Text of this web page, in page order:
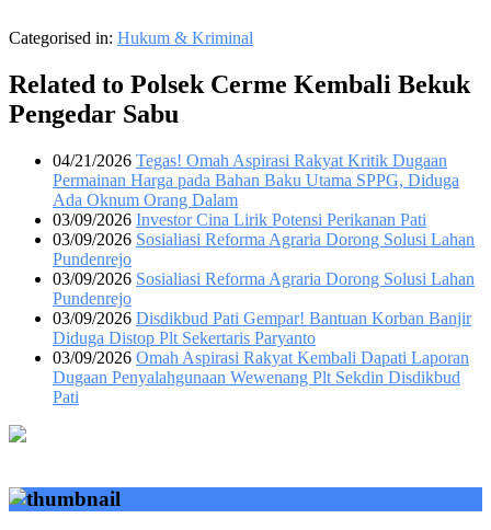
Categorised in: Hukum & Kriminal
Related to Polsek Cerme Kembali Bekuk
Pengedar Sabu
04/21/2026 Tegas! Omah Aspirasi Rakyat Kritik Dugaan
Permainan Harga pada Bahan Baku Utama SPPG, Diduga
Ada Oknum Orang Dalam
03/09/2026 Investor Cina Lirik Potensi Perikanan Pati
03/09/2026 Sosialiasi Reforma Agraria Dorong Solusi Lahan
Pundenrejo
03/09/2026 Sosialiasi Reforma Agraria Dorong Solusi Lahan
Pundenrejo
03/09/2026 Disdikbud Pati Gempar! Bantuan Korban Banjir
Diduga Distop Plt Sekertaris Paryanto
03/09/2026 Omah Aspirasi Rakyat Kembali Dapati Laporan
Dugaan Penyalahgunaan Wewenang Plt Sekdin Disdikbud
Pati